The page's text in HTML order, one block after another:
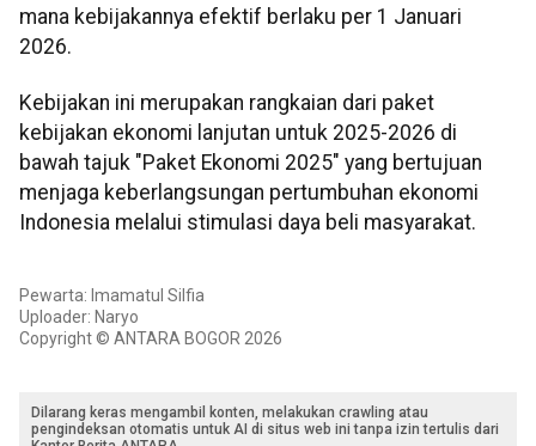
mana kebijakannya efektif berlaku per 1 Januari
2026.
Kebijakan ini merupakan rangkaian dari paket
kebijakan ekonomi lanjutan untuk 2025-2026 di
bawah tajuk "Paket Ekonomi 2025" yang bertujuan
menjaga keberlangsungan pertumbuhan ekonomi
Indonesia melalui stimulasi daya beli masyarakat.
Pewarta: Imamatul Silfia
Uploader: Naryo
Copyright © ANTARA BOGOR 2026
Dilarang keras mengambil konten, melakukan crawling atau
pengindeksan otomatis untuk AI di situs web ini tanpa izin tertulis dari